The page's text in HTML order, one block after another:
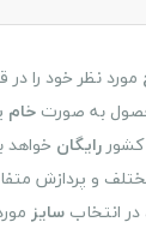
مورد نظر خود را
به صورت خام
رایگان خواهد
و پردازش
در انتخاب سایز